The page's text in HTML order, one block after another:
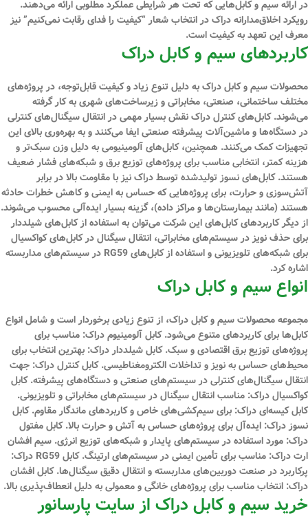
در ارائه سیم و کابل‌هایی که تحت هر شرایطی عملکرد مطلوبی ارائه می‌دهند.
رویکرد اخلاق‌مدارانه دراک در انتخاب شعار “کیفیت را فدای رقابت نمی‌کنیم” نیز
معرف این تعهد به کیفیت است.
کاربردهای سیم و کابل دراک
محصولات سیم و کابل دراک به دلیل تنوع زیاد و کیفیت قابل‌توجه، در پروژه‌های
مختلف ساختمانی، صنعتی، مخابراتی و زیرساخت‌های شهری به کار گرفته
می‌شوند. کابل‌های کنترل دراک نقش بسیار مهمی در انتقال سیگنال‌های کنترلی
در دستگاه‌ها و ماشین‌آلات پیشرفته صنعتی ایفا می‌کنند و به بهره‌وری بالای این
تجهیزات کمک می‌کنند. همچنین، کابل‌های آلومینیومی به دلیل وزن سبک‌تر و
هزینه کمتر، انتخابی مناسب برای پروژه‌های توزیع برق و شبکه‌های فشار ضعیف
هستند. کابل‌های نسوز تولیدشده توسط دراک نیز با مقاومت بالا در برابر
آتش‌سوزی و حرارت، برای پروژه‌هایی که حساس به ایمنی و کاهش خطرات حادثه
هستند (مانند بیمارستان‌ها و مراکز داده)، گزینه بسیار ایده‌آلی محسوب می‌شوند.
از دیگر کاربردهای کابل‌های این شرکت می‌توان به استفاده از کابل‌های شیلددار
برای حذف نویز در سیستم‌های مخابراتی، انتقال سیگنال در کابل‌های کواکسیال
برای شبکه‌های تلویزیونی و استفاده از کابل‌های RG59 در سیستم‌های مداربسته
اشاره کرد.
انواع سیم و کابل دراک
مجموعه محصولات سیم و کابل دراک، از تنوع زیادی برخوردار است و شامل انواع
کابل‌ها برای کاربردهای متنوع می‌شود. کابل آلومینیوم دراک: مناسب برای
پروژه‌های توزیع برق اقتصادی و سبک. کابل شیلددار دراک: بهترین انتخاب برای
محیط‌های حساس به نویز و تداخلات الکترومغناطیسی. کابل کنترل دراک: جهت
انتقال سیگنال‌های کنترلی در سیستم‌های صنعتی و دستگاه‌های پیشرفته. کابل
کواکسیال دراک: مناسب انتقال سیگنال در سیستم‌های مخابراتی و تلویزیونی.
کابل کیسه‌ای دراک: برای سیم‌کشی‌های خاص و کاربردهای ماندگار مقاوم. کابل
نسوز دراک: ایده‌آل برای پروژه‌های حساس به آتش و حرارت بالا. کابل مفتول
دراک: مورد استفاده در سیستم‌های پایدار و شبکه‌های توزیع انرژی. سیم افشان
ارت دراک: مناسب برای تأمین ایمنی در سیستم‌های ارتینگ. کابل RG59 دراک:
پرکاربرد در صنعت دوربین‌های مداربسته و انتقال دقیق سیگنال‌ها. کابل افشان
دراک: انتخاب مناسب برای پروژه‌های خانگی و معمولی به دلیل انعطاف‌پذیری بالا.
خرید سیم و کابل دراک از سایت پارسانور